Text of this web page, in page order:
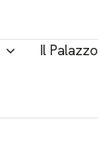
Il Palazzo